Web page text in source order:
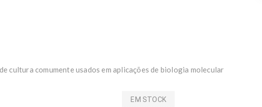
cultura comumente usados em aplicações de biologia molecular
EM STOCK